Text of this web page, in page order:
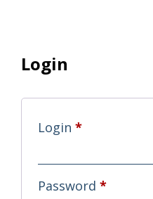
Login
Login *Required
Password *Required